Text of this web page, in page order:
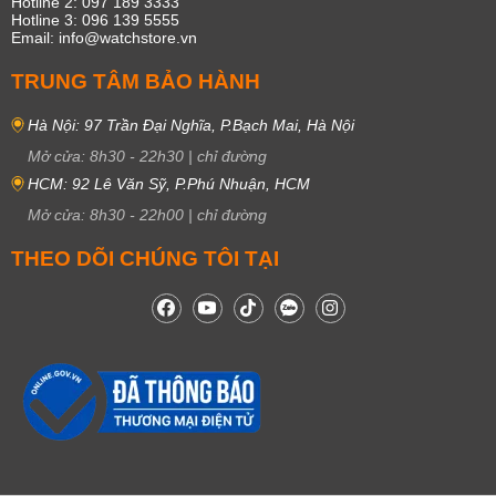
hồ Baby G
Để khai thác tối đa các tính năng của Baby-G, người dùng nên hiểu ý
nghĩa của mã model, các ký hiệu hiển thị trên màn hình cũng như những
giúp nhận biết đúng phiên bản mà còn hỗ trợ sử dụng các chức năng
như báo thức, bấm giờ, giờ thế giới hay Bluetooth một cách hiệu quả.
Hotline 3: 096 139 5555
Email: info@watchstore.vn
TRUNG TÂM BẢO HÀNH
Hà Nội: 97 Trần Đại Nghĩa, P.Bạch Mai, Hà Nội
Mở cửa: 8h30 - 22h30 | chỉ đường
HCM: 92 Lê Văn Sỹ, P.Phú Nhuận, HCM
Mở cửa: 8h30 - 22h00 | chỉ đường
THEO DÕI CHÚNG TÔI TẠI